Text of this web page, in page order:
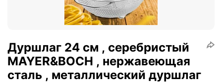
Дуршлаг 24 см , серебристый
MAYER&BOCH , нержавеющая
сталь , металлический дуршлаг